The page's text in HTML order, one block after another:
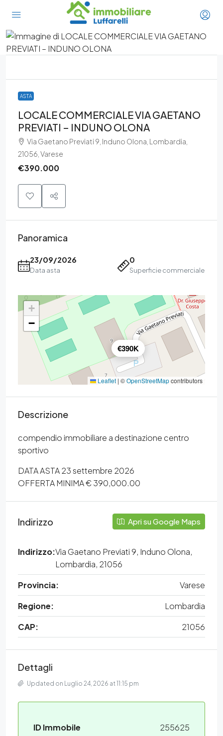
ASTA
LOCALE COMMERCIALE VIA GAETANO
PREVIATI – INDUNO OLONA
Via Gaetano Previati 9, Induno Olona, Lombardia,
21056, Varese
€390.000
Panoramica
23/09/2026
Data asta
0
Superficie commerciale
€390K
+
−
Leaflet | ©OpenStreetMapcontributors
Descrizione
compendio immobiliare a destinazione centro
sportivo
DATA ASTA 23 settembre 2026
OFFERTA MINIMA € 390,000.00
Indirizzo Apri su Google Maps
Indirizzo:Via Gaetano Previati 9, Induno Olona,
Lombardia, 21056
Provincia:
Varese
Regione:
Lombardia
CAP:
21056
Dettagli
Updated on Luglio 24, 2026 at 11:15 pm
ID Immobile
255625